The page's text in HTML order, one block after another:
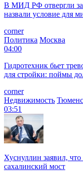
В МИД РФ отвергли
назвали условие для
corner
Политика Москва
04:00
Гидротехник бьет
для стройки: поймы
corner
Недвижимость
03:51
Хуснуллин заявил,
сахалинский мост